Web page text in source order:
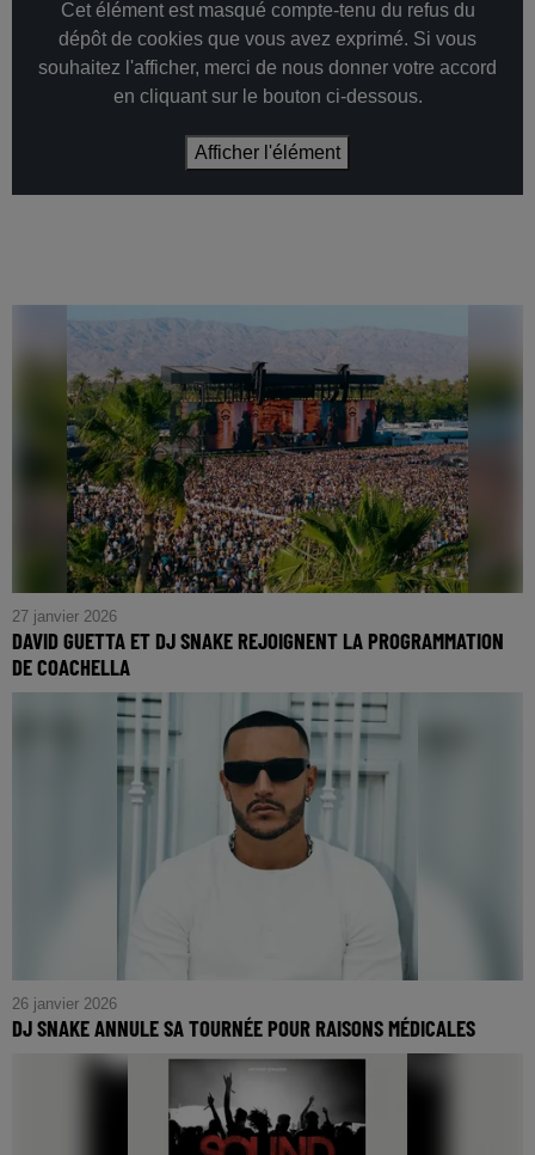
Cet élément est masqué compte-tenu du refus du
dépôt de cookies que vous avez exprimé. Si vous
souhaitez l'afficher, merci de nous donner votre accord
en cliquant sur le bouton ci-dessous.
Afficher l'élément
27 janvier 2026
DAVID GUETTA ET DJ SNAKE REJOIGNENT LA PROGRAMMATION
DE COACHELLA
26 janvier 2026
DJ SNAKE ANNULE SA TOURNÉE POUR RAISONS MÉDICALES